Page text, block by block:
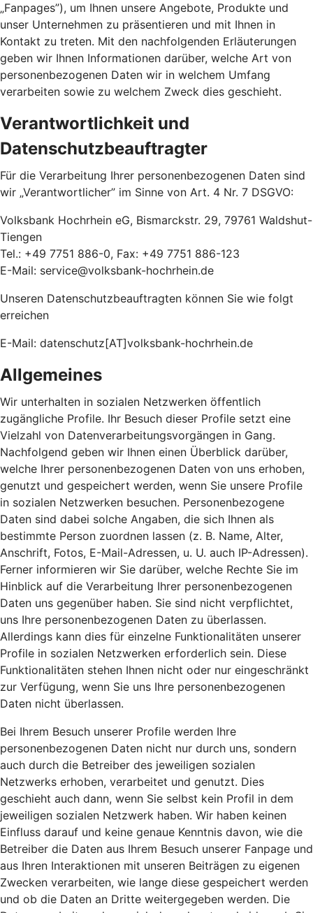
„Fanpages”), um Ihnen unsere Angebote, Produkte und
unser Unternehmen zu präsentieren und mit Ihnen in
Kontakt zu treten. Mit den nachfolgenden Erläuterungen
geben wir Ihnen Informationen darüber, welche Art von
personenbezogenen Daten wir in welchem Umfang
verarbeiten sowie zu welchem Zweck dies geschieht.
Verantwortlichkeit und
Datenschutzbeauftragter
Für die Verarbeitung Ihrer personenbezogenen Daten sind
wir „Verantwortlicher” im Sinne von Art. 4 Nr. 7 DSGVO:
Volksbank Hochrhein eG, Bismarckstr. 29, 79761 Waldshut-
Tiengen
Tel.: +49 7751 886-0, Fax: +49 7751 886-123
E-Mail: service@volksbank-hochrhein.de
Unseren Datenschutzbeauftragten können Sie wie folgt
erreichen
E-Mail: datenschutz[AT]volksbank-hochrhein.de
Allgemeines
Wir unterhalten in sozialen Netzwerken öffentlich
zugängliche Profile. Ihr Besuch dieser Profile setzt eine
Vielzahl von Datenverarbeitungsvorgängen in Gang.
Nachfolgend geben wir Ihnen einen Überblick darüber,
welche Ihrer personenbezogenen Daten von uns erhoben,
genutzt und gespeichert werden, wenn Sie unsere Profile
in sozialen Netzwerken besuchen. Personenbezogene
Daten sind dabei solche Angaben, die sich Ihnen als
bestimmte Person zuordnen lassen (z. B. Name, Alter,
Anschrift, Fotos, E-Mail-Adressen, u. U. auch IP-Adressen).
Ferner informieren wir Sie darüber, welche Rechte Sie im
Hinblick auf die Verarbeitung Ihrer personenbezogenen
Daten uns gegenüber haben. Sie sind nicht verpflichtet,
uns Ihre personenbezogenen Daten zu überlassen.
Allerdings kann dies für einzelne Funktionalitäten unserer
Profile in sozialen Netzwerken erforderlich sein. Diese
Funktionalitäten stehen Ihnen nicht oder nur eingeschränkt
zur Verfügung, wenn Sie uns Ihre personenbezogenen
Daten nicht überlassen.
Bei Ihrem Besuch unserer Profile werden Ihre
personenbezogenen Daten nicht nur durch uns, sondern
auch durch die Betreiber des jeweiligen sozialen
Netzwerks erhoben, verarbeitet und genutzt. Dies
geschieht auch dann, wenn Sie selbst kein Profil in dem
jeweiligen sozialen Netzwerk haben. Wir haben keinen
Einfluss darauf und keine genaue Kenntnis davon, wie die
Betreiber die Daten aus Ihrem Besuch unserer Fanpage und
aus Ihren Interaktionen mit unseren Beiträgen zu eigenen
Zwecken verarbeiten, wie lange diese gespeichert werden
und ob die Daten an Dritte weitergegeben werden. Die